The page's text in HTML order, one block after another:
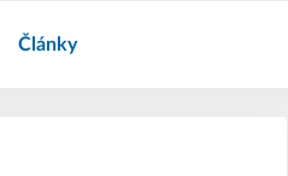
Články